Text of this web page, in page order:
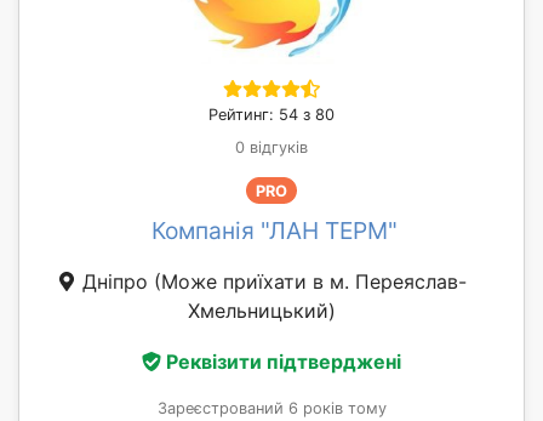
Рейтинг: 54 з 80
0 відгуків
PRO
Компанія "ЛАН ТЕРМ"
Дніпро (Може приїхати в м. Переяслав-
Хмельницький)
Реквізити підтверджені
Зареєстрований 6 років тому